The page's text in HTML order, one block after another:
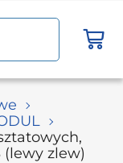
(lewy zlew)